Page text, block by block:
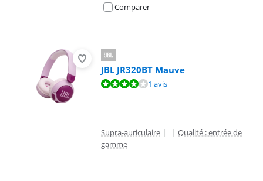
Comparer
JBL JR320BT Mauve
La note est de 8,4 sur 10, basée sur 1 avis.1 avis
Supra-auriculaire | | Qualité : entrée de
gamme